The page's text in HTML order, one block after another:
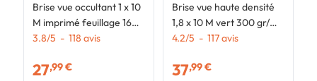
Brise vue occultant 1 x 10
M imprimé feuillage 160
gr/m²
3.8/5 - 118 avis
27,99 €
Brise vue haute densité
1,8 x 10 M vert 300 gr/m²
qualité PRO
4.2/5 - 117avis
37,99 €